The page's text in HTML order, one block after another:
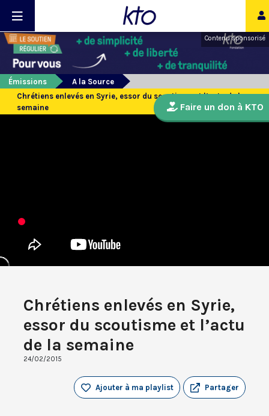
Contenu sponsorisé
Émissions
A la Source
Chrétiens enlevés en Syrie, essor du scoutisme et l’actu de la
semaine
Chrétiens enlevés en Syrie,
essor du scoutisme et l’actu
de la semaine
24/02/2015
Partager
Ajouter à ma playlist
Faire un don à KTO